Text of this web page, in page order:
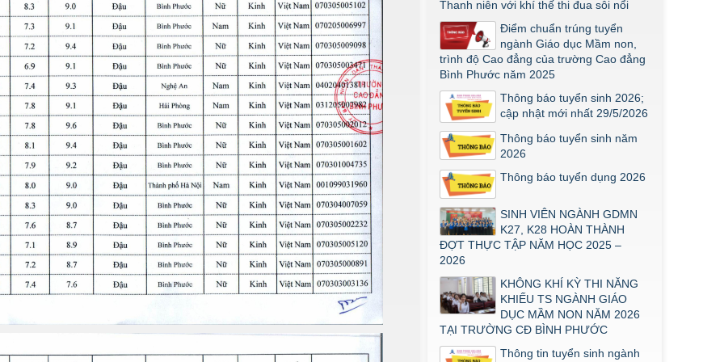
văn bản mới
THÔNG BÁO VỀ VIỆC PHÚC KHẢO
ĐIỂM THI TỐT NGHIỆP KHỐI Y DƯỢC
ĐIỂM TỐT NGHIỆP KHỐI Y - DƯỢC
NĂM 2026
Thông báo về việc tổ chức thi năng
khiếu ngành Giáo dục Mầm non năm
2026
Thanh niên với khí thế thi đua sôi nổi
Điểm chuẩn trúng tuyển
ngành Giáo dục Mầm non,
trình độ Cao đẳng của trường Cao đẳng
Bình Phước năm 2025
Thông báo tuyển sinh 2026;
cập nhật mới nhất 29/5/2026
Thông báo tuyển sinh năm
2026
Thông báo tuyển dụng 2026
SINH VIÊN NGÀNH GDMN
K27, K28 HOÀN THÀNH
ĐỢT THỰC TẬP NĂM HỌC 2025 –
2026
KHÔNG KHÍ KỲ THI NĂNG
KHIẾU TS NGÀNH GIÁO
DỤC MẦM NON NĂM 2026
TẠI TRƯỜNG CĐ BÌNH PHƯỚC
Thông tin tuyển sinh ngành